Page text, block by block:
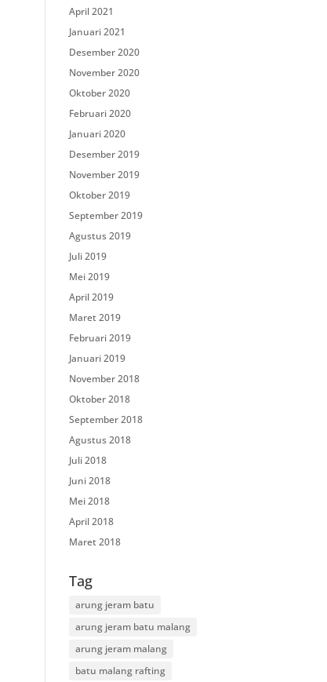
April 2021
Januari 2021
Desember 2020
November 2020
Oktober 2020
Februari 2020
Januari 2020
Desember 2019
November 2019
Oktober 2019
September 2019
Agustus 2019
Juli 2019
Mei 2019
April 2019
Maret 2019
Februari 2019
Januari 2019
November 2018
Oktober 2018
September 2018
Agustus 2018
Juli 2018
Juni 2018
Mei 2018
April 2018
Maret 2018
Tag
arung jeram batu
arung jeram batu malang
arung jeram malang
batu malang rafting